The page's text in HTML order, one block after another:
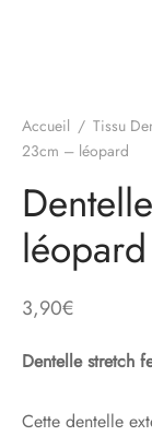
Accueil / Tissu
23cm – léopard
léopard
3,90€
Dentelle stretch
Cette dentelle